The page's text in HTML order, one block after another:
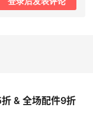
& 全场配件9折
塔，味道有点怪怪的